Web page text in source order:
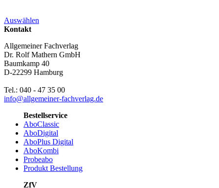
Auswählen
Kontakt
Allgemeiner Fachverlag
Dr. Rolf Mathern GmbH
Baumkamp 40
D-22299 Hamburg
Tel.: 040 - 47 35 00
info@allgemeiner-fachverlag.de
Bestellservice
AboClassic
AboDigital
AboPlus Digital
AboKombi
Probeabo
Produkt Bestellung
ZfV